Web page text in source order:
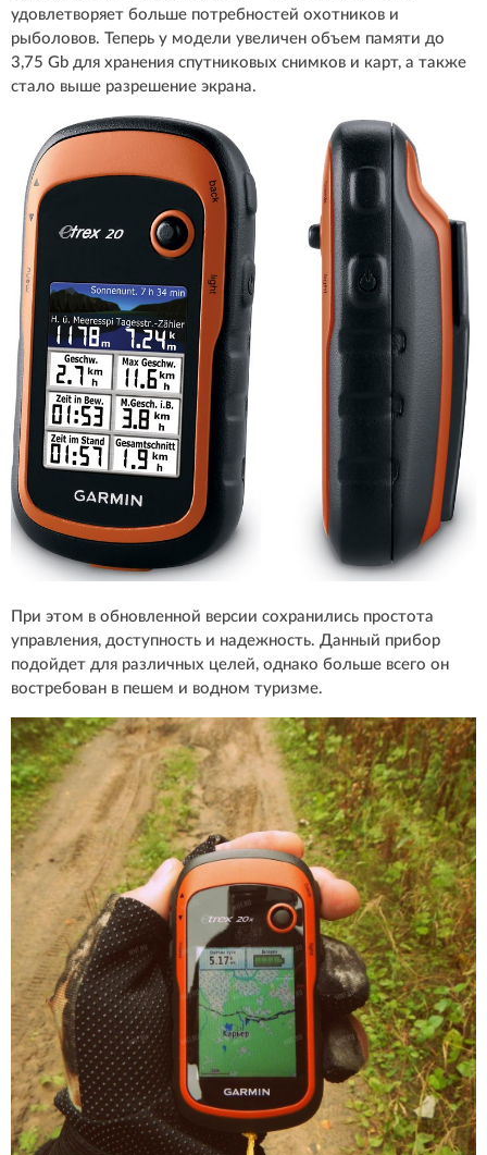
удовлетворяет больше потребностей охотников и
рыболовов. Теперь у модели увеличен объем памяти до
3,75 Gb для хранения спутниковых снимков и карт, а также
стало выше разрешение экрана.
При этом в обновленной версии сохранились простота
управления, доступность и надежность. Данный прибор
подойдет для различных целей, однако больше всего он
востребован в пешем и водном туризме.